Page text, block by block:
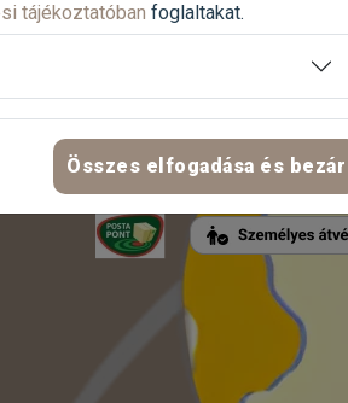
SZÁLLÍTÁS
tájékoztatóban foglaltakat.
Összes elfogadása és bezár